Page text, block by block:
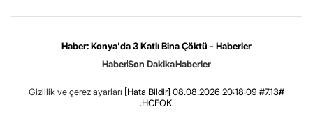
Haber: Konya'da 3 Katlı Bina Çöktü - Haberler
HaberSon DakikaHaberler
Gizlilik ve çerez ayarları [Hata Bildir] 08.08.2026 20:18:09 #7.13#
.HCFOK.